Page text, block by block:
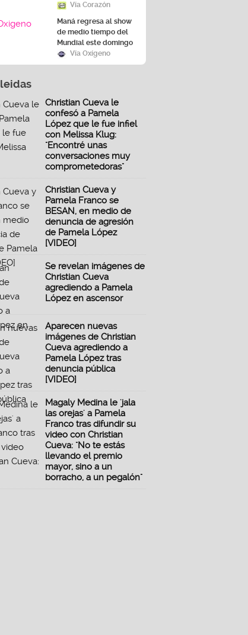
Vía Corazón
Maná regresa al show
de medio tiempo del
Mundial este domingo
Vía Oxígeno
Christian Cueva le
confesó a Pamela
López que le fue infiel
con Melissa Klug:
"Encontré unas
conversaciones muy
comprometedoras"
Christian Cueva y
Pamela Franco se
BESAN, en medio de
denuncia de agresión
de Pamela López
[VIDEO]
Se revelan imágenes de
Christian Cueva
agrediendo a Pamela
López en ascensor
Aparecen nuevas
imágenes de Christian
Cueva agrediendo a
Pamela López tras
denuncia pública
[VIDEO]
Magaly Medina le 'jala
las orejas' a Pamela
Franco tras difundir su
video con Christian
Cueva: "No te estás
llevando el premio
mayor, sino a un
borracho, a un pegalón"